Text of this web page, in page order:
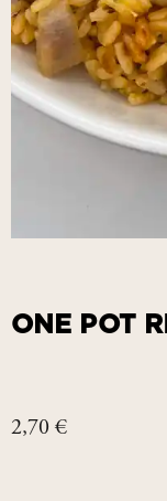
ONE POT
2,70 €